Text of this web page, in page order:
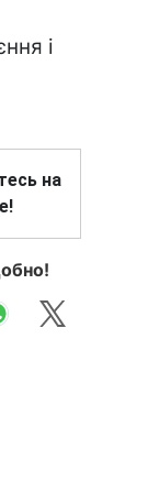
і
на